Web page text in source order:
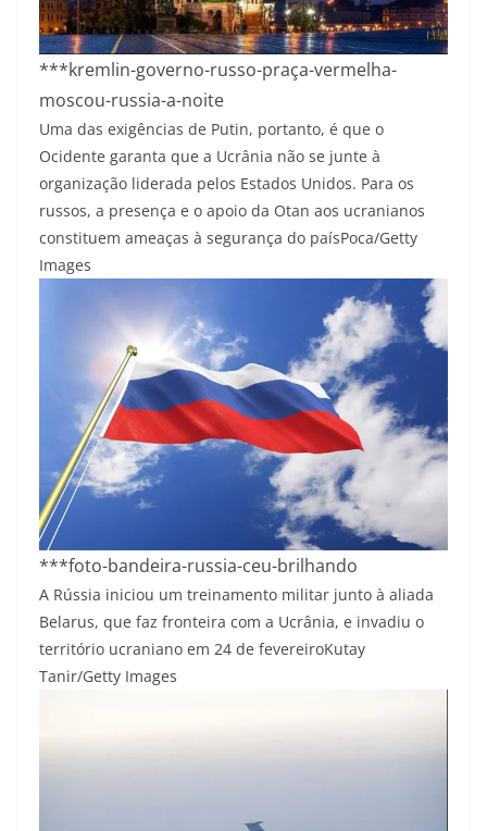
***kremlin-governo-russo-praça-vermelha-
moscou-russia-a-noite
Uma das exigências de Putin, portanto, é que o
Ocidente garanta que a Ucrânia não se junte à
organização liderada pelos Estados Unidos. Para os
russos, a presença e o apoio da Otan aos ucranianos
constituem ameaças à segurança do paísPoca/Getty
Images
***foto-bandeira-russia-ceu-brilhando
A Rússia iniciou um treinamento militar junto à aliada
Belarus, que faz fronteira com a Ucrânia, e invadiu o
território ucraniano em 24 de fevereiroKutay
Tanir/Getty Images